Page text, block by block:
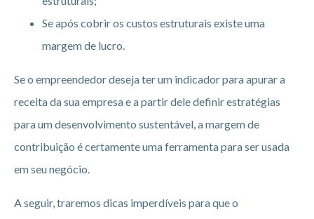
Se após cobrir os custos estruturais existe uma
margem de lucro.
Se o empreendedor deseja ter um indicador para apurar a
receita da sua empresa e a partir dele definir estratégias
para um desenvolvimento sustentável, a margem de
contribuição é certamente uma ferramenta para ser usada
em seu negócio.
A seguir, traremos dicas imperdíveis para que o